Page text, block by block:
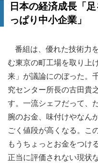
日本の経済成長「
っぱり中小企業」
番組は、優れた技術力
む東京の町工場を取り上
来」が議論にのぼった。
究センター所長の古田貴
す。一流シェフだって、
腕のお金、味付けやなん
ごく値段が高くなる。こ
もうちょっとお金をつけ
正当に評価されない現状